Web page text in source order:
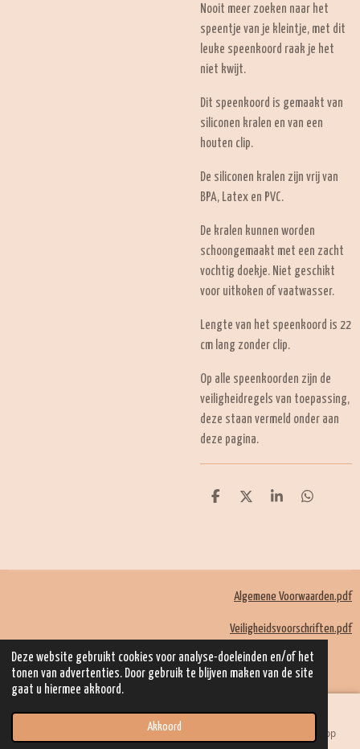
Deze website gebruikt cookies voor analyse-doeleinden en/of het
tonen van advertenties. Door gebruik te blijven maken van de site
gaat u hiermee akkoord.
Akkoord
Nooit meer zoeken naar het
speentje van je kleintje, met dit
leuke speenkoord raak je het
niet kwijt.
Dit speenkoord is gemaakt van
siliconen kralen en van een
houten clip.
De siliconen kralen zijn vrij van
BPA, Latex en PVC.
De kralen kunnen worden
schoongemaakt met een zacht
vochtig doekje. Niet geschikt
voor uitkoken of vaatwasser.
Lengte van het speenkoord is 22
cm lang zonder clip.
Op alle speenkoorden zijn de
veiligheidregels van toepassing,
deze staan vermeld onder aan
deze pagina.
D
D
S
D
Algemene Voorwaarden.pdf
Veiligheidsvoorschriften.pdf
© 2022 - 2026 Mom Kadootjes
Powered byJouwWeb
Telefoonnummer WhatsApp